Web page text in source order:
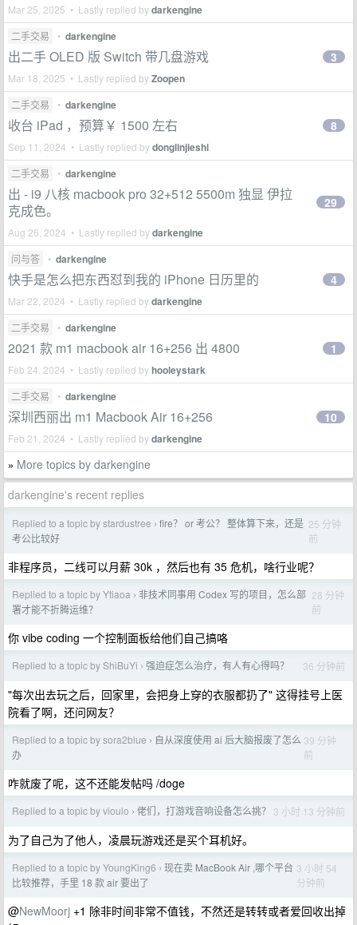
Mar 25, 2025 • Lastly replied bydarkengine
二手交易 • darkengine
出二手 OLED 版 Switch 带几盘游戏
Mar 18, 2025 • Lastly replied byZoopen
3
二手交易 • darkengine
收台 iPad ，预算￥ 1500 左右
Sep 11, 2024 • Lastly replied bydonglinjieshi
8
二手交易 • darkengine
出 - i9 八核 macbook pro 32+512 5500m 独显 伊拉
克成色。
Aug 26, 2024 • Lastly replied bydarkengine
29
问与答 • darkengine
快手是怎么把东西怼到我的 iPhone 日历里的
Mar 22, 2024 • Lastly replied bydarkengine
4
二手交易 • darkengine
2021 款 m1 macbook air 16+256 出 4800
Feb 24, 2024 • Lastly replied byhooleystark
1
二手交易 • darkengine
深圳西丽出 m1 Macbook Air 16+256
Feb 21, 2024 • Lastly replied bydarkengine
10
» More topics by darkengine
darkengine's recent replies
Replied to a topic by stardustree › fire？ or 考公？ 整体算下来，还是
考公比较好
25 分钟
前
非程序员，二线可以月薪 30k ，然后也有 35 危机，啥行业呢？
Replied to a topic by Ytiaoa › 非技术同事用 Codex 写的项目，怎么部
署才能不折腾运维？
28 分钟
前
你 vibe coding 一个控制面板给他们自己搞咯
Replied to a topic by ShiBuYi › 强迫症怎么治疗，有人有心得吗？ 36 分钟前
"每次出去玩之后，回家里，会把身上穿的衣服都扔了" 这得挂号上医
院看了啊，还问网友？
Replied to a topic by sora2blue › 自从深度使用 ai 后大脑报废了怎么
办
39 分钟
前
咋就废了呢，这不还能发帖吗 /doge
Replied to a topic by vioulo › 佬们，打游戏音响设备怎么挑？ 3 小时 13 分钟前
为了自己为了他人，凌晨玩游戏还是买个耳机好。
Replied to a topic by YoungKing6 › 现在卖 MacBook Air ,哪个平台
比较推荐，手里 18 款 air 要出了
3 小时 54
分钟前
@NewMoorj +1 除非时间非常不值钱，不然还是转转或者爱回收出掉